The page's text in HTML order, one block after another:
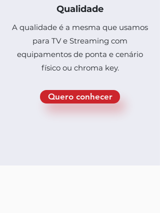
Qualidade
A qualidade é a mesma que usamos
para TV e Streaming com
equipamentos de ponta e cenário
físico ou chroma key.
Quero conhecer